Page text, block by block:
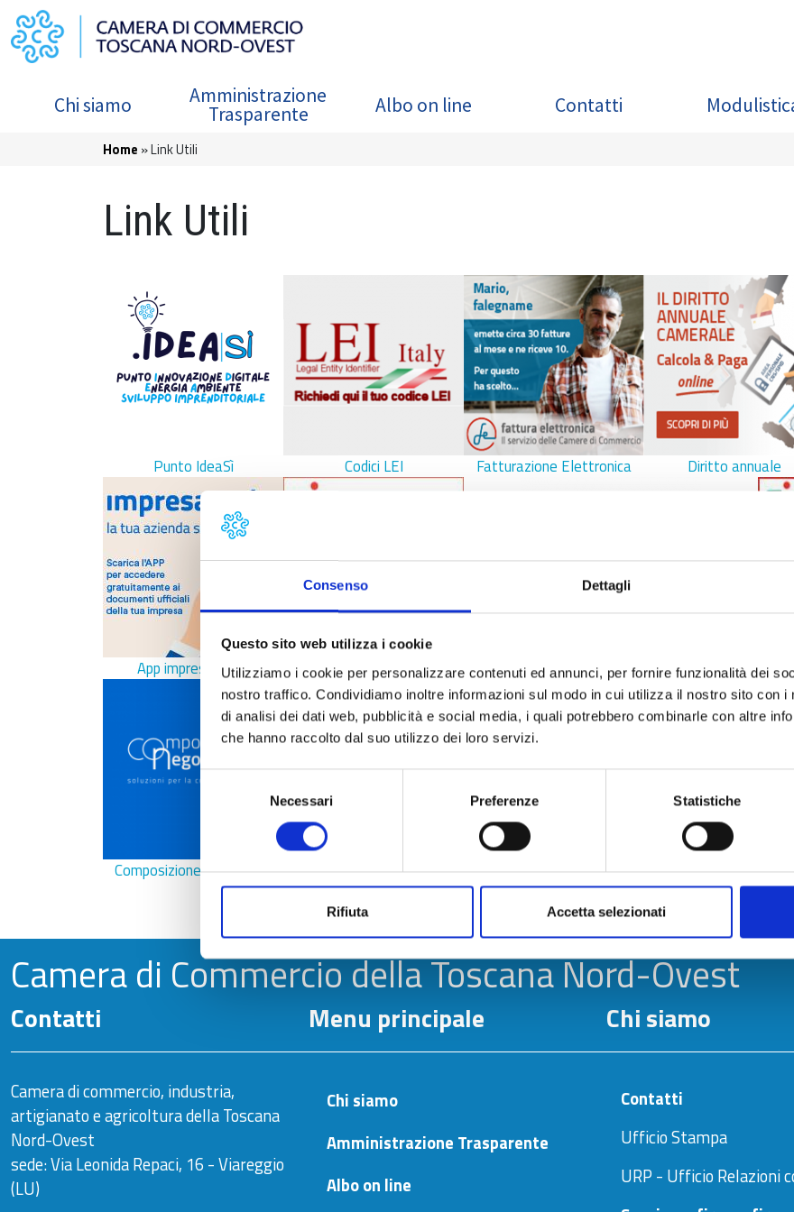
Consenso Dettagli
Questo sito web utilizza i cookie
Utilizziamo i cookie per personalizzare contenuti ed annunci, per fornire funzionalità dei
nostro traffico. Condividiamo inoltre informazioni sul modo in cui utilizza il nostro sito con
di analisi dei dati web, pubblicità e social media, i quali potrebbero combinarle con altre
che hanno raccolto dal suo utilizzo dei loro servizi.
Selezione
Necessari Preferenze Statistiche
Rifiuta Accetta selezionati
Salta al contenuto principale
Navigazione principale
Chi siamo Amministrazione
Trasparente Albo on line Contatti
Briciole di pane
Home Link Utili
Link Utili
Punto IdeaSì Codici LEI Fatturazione Elettronica Diritto annuale
App impresa italia Contrati di rete SARI - Supporto specialistico Registro Imprese
Composizione Negoziata
Camera di Commercio della Toscana Nord-Ovest
Contatti
Camera di commercio, industria,
artigianato e agricoltura della Toscana
Nord-Ovest
sede: Via Leonida Repaci, 16 - Viareggio
(LU)
Menu principale
Chi siamo
Amministrazione Trasparente
Albo on line
Chi siamo
Contatti
Ufficio Stampa
URP - Ufficio Relazioni